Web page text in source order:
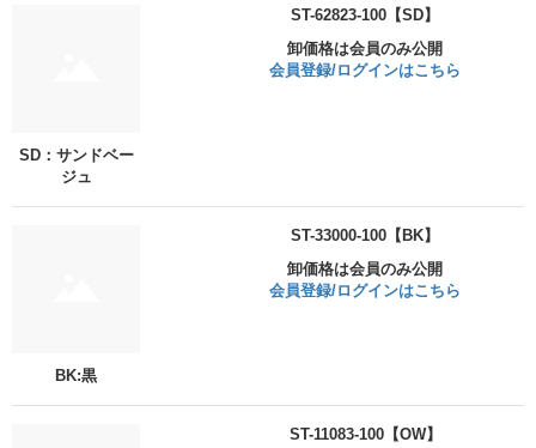
SD：サンドベー
ジュ
ST-62823-100【SD】
卸価格は会員のみ公開
会員登録/ログインはこちら
BK:黒
ST-33000-100【BK】
卸価格は会員のみ公開
会員登録/ログインはこちら
ST-11083-100【OW】